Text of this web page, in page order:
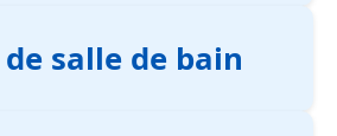
salle de bain